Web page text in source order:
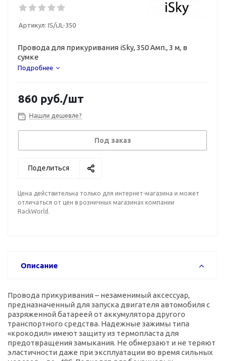
Артикул: IS/iJL-350
Провода для прикуривания iSky, 350 Амп., 3 м, в
сумке
Подробнее
860 руб./шт
Нашли дешевле?
Под заказ
Поделиться
Цена действительна только для интернет-магазина и может
отличаться от цен в розничных магазинах компании
RackWorld.
Описание
Провода прикуривания – незаменимый аксессуар,
предназначенный для запуска двигателя автомобиля с
разряженной батареей от аккумулятора другого
транспортного средства. Надежные зажимы типа
«крокодил» имеют защиту из термопласта для
предотвращения замыкания. Не обмерзают и не теряют
эластичности даже при эксплуатации во время сильных